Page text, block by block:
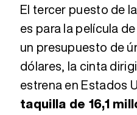
El tercer puesto de
es para la película
un presupuesto de
dólares, la cinta
estrena en Estados
taquilla de 16,1